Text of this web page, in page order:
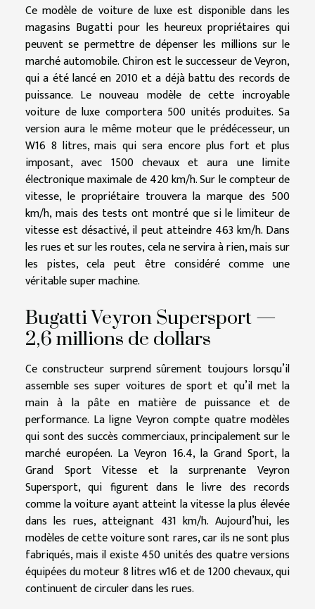
Ce modèle de voiture de luxe est disponible dans les
magasins Bugatti pour les heureux propriétaires qui
peuvent se permettre de dépenser les millions sur le
marché automobile. Chiron est le successeur de Veyron,
qui a été lancé en 2010 et a déjà battu des records de
puissance. Le nouveau modèle de cette incroyable
voiture de luxe comportera 500 unités produites. Sa
version aura le même moteur que le prédécesseur, un
W16 8 litres, mais qui sera encore plus fort et plus
imposant, avec 1500 chevaux et aura une limite
électronique maximale de 420 km/h. Sur le compteur de
vitesse, le propriétaire trouvera la marque des 500
km/h, mais des tests ont montré que si le limiteur de
vitesse est désactivé, il peut atteindre 463 km/h. Dans
les rues et sur les routes, cela ne servira à rien, mais sur
les pistes, cela peut être considéré comme une
véritable super machine.
Bugatti Veyron Supersport —
2,6 millions de dollars
Ce constructeur surprend sûrement toujours lorsqu’il
assemble ses super voitures de sport et qu’il met la
main à la pâte en matière de puissance et de
performance. La ligne Veyron compte quatre modèles
qui sont des succès commerciaux, principalement sur le
marché européen. La Veyron 16.4, la Grand Sport, la
Grand Sport Vitesse et la surprenante Veyron
Supersport, qui figurent dans le livre des records
comme la voiture ayant atteint la vitesse la plus élevée
dans les rues, atteignant 431 km/h. Aujourd’hui, les
modèles de cette voiture sont rares, car ils ne sont plus
fabriqués, mais il existe 450 unités des quatre versions
équipées du moteur 8 litres w16 et de 1200 chevaux, qui
continuent de circuler dans les rues.